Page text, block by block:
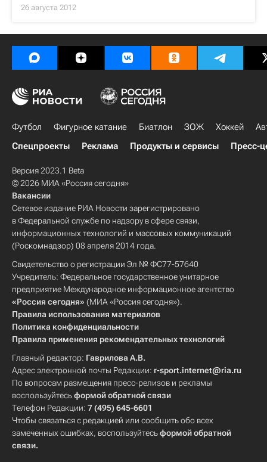
26 августа 2012
Футбол Фигурное катание Биатлон ЗОЖ Хоккей
Спецпроекты
Реклама Продукты и сервисы Пресс-
Версия 2023.1 Beta
© 2026 МИА «Россия сегодня»
Вакансии
Сетевое издание РИА Новости зарегистрировано
в Федеральной службе по надзору в сфере связи,
информационных технологий и массовых коммуникаций
(Роскомнадзор) 08 апреля 2014 года.
Свидетельство о регистрации Эл № ФС77-57640
Учредитель: Федеральное государственное унитарное
предприятие Международное информационное агентство
«Россия сегодня» (МИА «Россия сегодня»).
Правила использования материалов
Политика конфиденциальности
Правила применения рекомендательных технологий
Главный редактор: Гаврилова А.В.
Адрес электронной почты Редакции: r-sport.internet@ria.ru
По вопросам размещения пресс-релизов и рекламы
воспользуйтесьформой обратной связи
Телефон Редакции: 7 (495) 645-6601
Чтобы связаться с редакцией или сообщить обо всех
замеченных ошибках, воспользуйтесьформой обратной
связи.